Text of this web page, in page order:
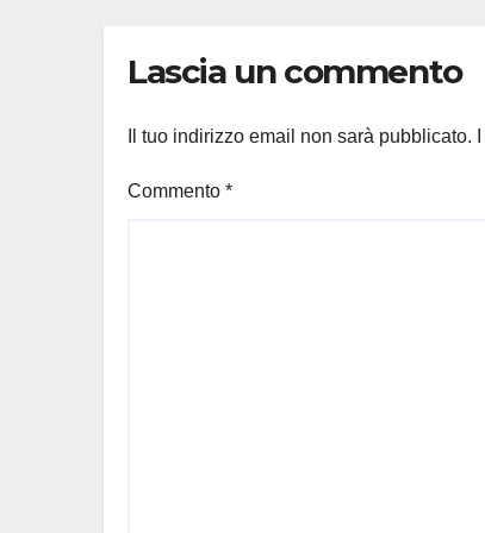
Lascia un commento
Il tuo indirizzo email non sarà pubblicato.
Commento *